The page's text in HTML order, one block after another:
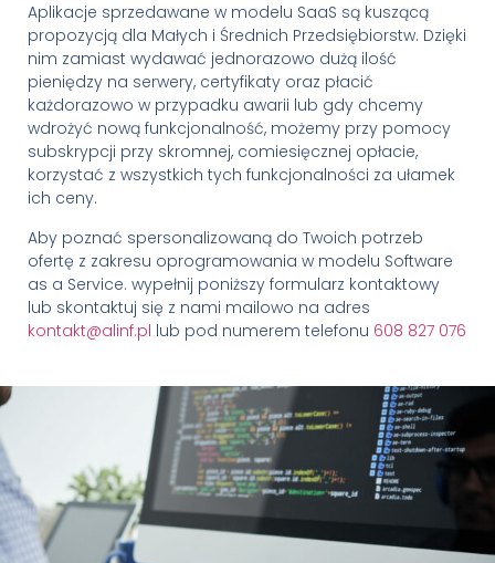
Aplikacje sprzedawane w modelu SaaS są kuszącą
propozycją dla Małych i Średnich Przedsiębiorstw. Dzięki
nim zamiast wydawać jednorazowo dużą ilość
pieniędzy na serwery, certyfikaty oraz płacić
każdorazowo w przypadku awarii lub gdy chcemy
wdrożyć nową funkcjonalność, możemy przy pomocy
subskrypcji przy skromnej, comiesięcznej opłacie,
korzystać z wszystkich tych funkcjonalności za ułamek
ich ceny.
Aby poznać spersonalizowaną do Twoich potrzeb
ofertę z zakresu oprogramowania w modelu Software
as a Service. wypełnij poniższy formularz kontaktowy
lub skontaktuj się z nami mailowo na adres
kontakt@alinf.pl lub pod numerem telefonu 608 827 076